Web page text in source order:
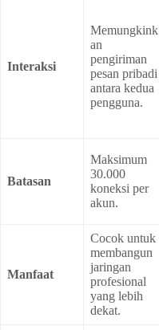
Interaksi
Memungkink
an
pengiriman
pesan pribadi
antara kedua
pengguna.
Batasan
Maksimum
30.000
koneksi per
akun.
Manfaat
Cocok untuk
membangun
jaringan
profesional
yang lebih
dekat.